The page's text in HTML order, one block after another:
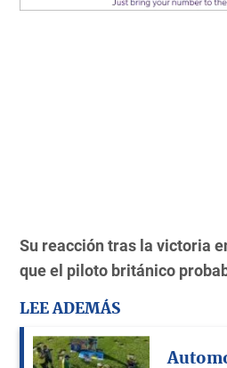
Su reacción tras la victoria
que el piloto británico
LEE ADEMÁS